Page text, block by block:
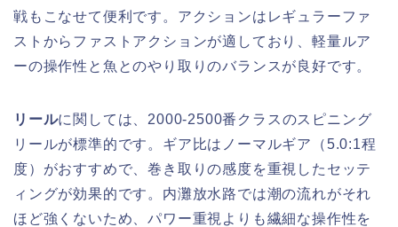
戦もこなせて便利です。アクションはレギュラーファ
ストからファストアクションが適しており、軽量ルア
ーの操作性と魚とのやり取りのバランスが良好です。
リールに関しては、2000-2500番クラスのスピニング
リールが標準的です。ギア比はノーマルギア（5.0:1程
度）がおすすめで、巻き取りの感度を重視したセッテ
ィングが効果的です。内灘放水路では潮の流れがそれ
ほど強くないため、パワー重視よりも繊細な操作性を